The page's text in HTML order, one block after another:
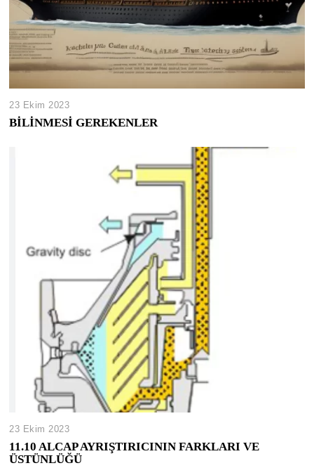
23 Ekim 2023
BİLİNMESİ GEREKENLER
23 Ekim 2023
11.10 ALCAP AYRIŞTIRICININ FARKLARI VE
ÜSTÜNLÜĞÜ